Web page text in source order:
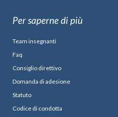
Per saperne di più
Team insegnanti
Faq
Consiglio direttivo
Domanda di adesione
Statuto
Codice di condotta